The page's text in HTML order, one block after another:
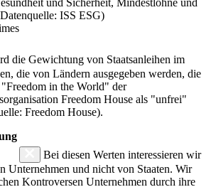
ISS ESG)
die Gewichtung von Staatsanleihen im
die von Ländern ausgegeben werden, die
in the World" der
Freedom House als "unfrei"
Freedom House).
Bei diesen Werten interessieren wir
Unternehmen und nicht von Staaten. Wir
Kontroversen Unternehmen durch ihre